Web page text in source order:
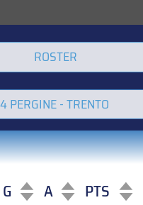
ROSTER
G A PTS